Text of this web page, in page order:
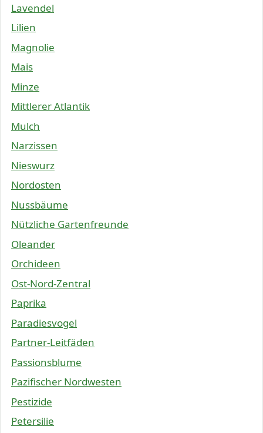
Lavendel
Lilien
Magnolie
Mais
Minze
Mittlerer Atlantik
Mulch
Narzissen
Nieswurz
Nordosten
Nussbäume
Nützliche Gartenfreunde
Oleander
Orchideen
Ost-Nord-Zentral
Paprika
Paradiesvogel
Partner-Leitfäden
Passionsblume
Pazifischer Nordwesten
Pestizide
Petersilie